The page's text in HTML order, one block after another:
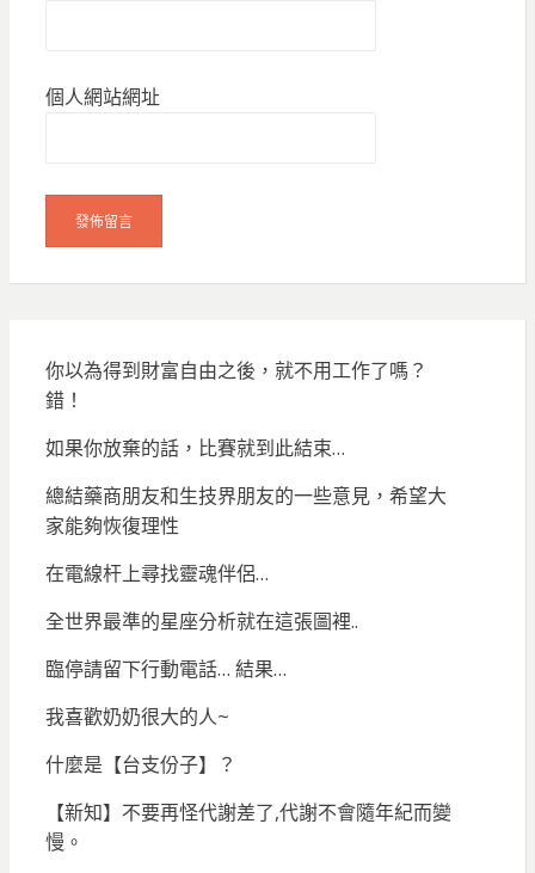
個人網站網址
你以為得到財富自由之後，就不用工作了嗎？
錯！
如果你放棄的話，比賽就到此結束…
總結藥商朋友和生技界朋友的一些意見，希望大
家能夠恢復理性
在電線杆上尋找靈魂伴侶…
全世界最準的星座分析就在這張圖裡..
臨停請留下行動電話… 結果…
我喜歡奶奶很大的人~
什麼是【台支份子】？
【新知】不要再怪代謝差了,代謝不會隨年紀而變
慢。